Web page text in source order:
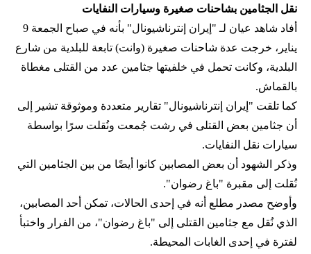
نقل الجثامين بشاحنات صغيرة وسيارات النفايات
أفاد شاهد عيان لـ "إيران إنترناشيونال" بأنه في صباح الجمعة 9
يناير، خرجت عدة شاحنات صغيرة (وانت) تابعة للبلدية من شارع
البلدية، وكانت تحمل في خلفيتها جثامين عدد من القتلى مغطاة
بالقماش.
كما تلقت "إيران إنترناشيونال" تقارير متعددة وموثوقة تشير إلى
أن جثامين بعض القتلى في رشت جُمعت ونُقلت سرًا بواسطة
سيارات نقل النفايات.
وذكر الشهود أن بعض المصابين كانوا أيضًا من بين الجثامين التي
نُقلت إلى مقبرة "باغ رضوان".
وأوضح مصدر مطلع أنه في إحدى الحالات، تمكن أحد المصابين،
الذي نُقل مع جثامين القتلى إلى "باغ رضوان"، من الفرار واختبأ
لفترة في إحدى الغابات المحيطة.